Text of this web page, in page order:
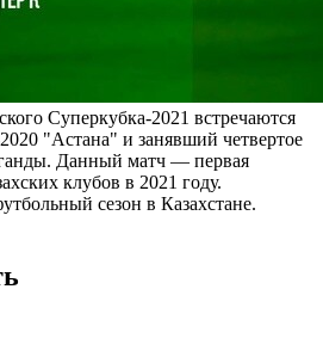
Суперкубка-2021 встречаются
"Астана" и занявший четвертое
Данный матч — первая
клубов в 2021 году.
сезон в Казахстане.